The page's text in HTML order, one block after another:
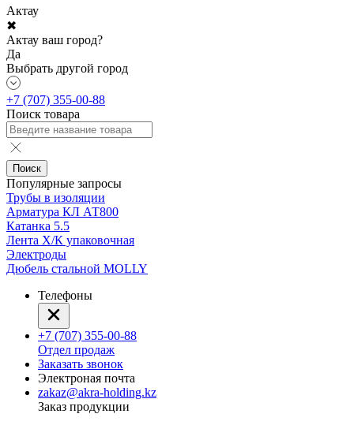
Актау
✖
Актау ваш город?
Да
Выбрать другой город
+7 (707) 355-00-88
Поиск товара
Поиск
Популярные запросы
Трубы в изоляции
Арматура КЛ АТ800
Катанка 5.5
Лента Х/К упаковочная
Электроды
Дюбель стальной MOLLY
Телефоны
+7 (707) 355-00-88
Отдел продаж
Заказать звонок
Электроная почта
zakaz@akra-holding.kz
Заказ продукции